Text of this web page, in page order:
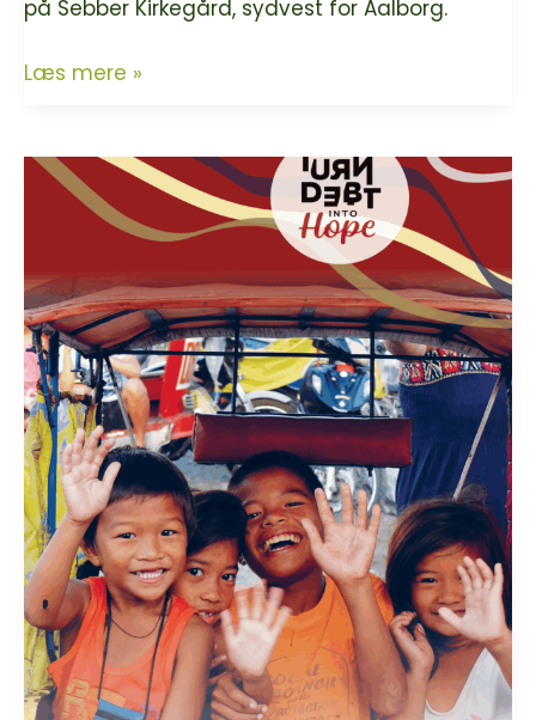
på Sebber Kirkegård, sydvest for Aalborg.
Grønne
Sebber
Kirkegård
Læs mere »